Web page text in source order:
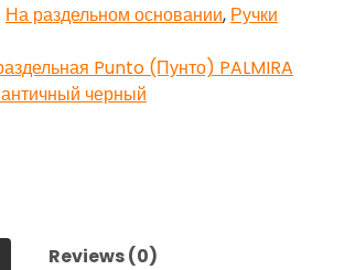
На раздельном основании, Ручки
Punto (Пунто) PALMIRA
черный
Reviews (0)